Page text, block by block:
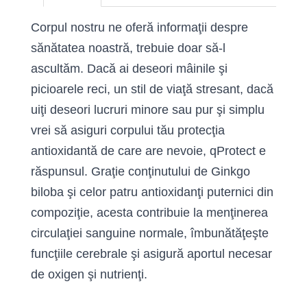
Corpul nostru ne oferă informaţii despre
sănătatea noastră, trebuie doar să-l
ascultăm. Dacă ai deseori mâinile şi
picioarele reci, un stil de viaţă stresant, dacă
uiţi deseori lucruri minore sau pur şi simplu
vrei să asiguri corpului tău protecţia
antioxidantă de care are nevoie, qProtect e
răspunsul. Graţie conţinutului de Ginkgo
biloba şi celor patru antioxidanţi puternici din
compoziţie, acesta contribuie la menţinerea
circulaţiei sanguine normale, îmbunătăţeşte
funcţiile cerebrale şi asigură aportul necesar
de oxigen şi nutrienţi.